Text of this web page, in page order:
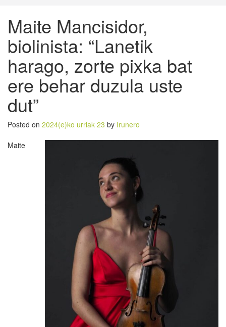
Maite Mancisidor,
biolinista: “Lanetik
harago, zorte pixka bat
ere behar duzula uste
dut”
Posted on 2024(e)ko urriak 23 by Irunero
Maite